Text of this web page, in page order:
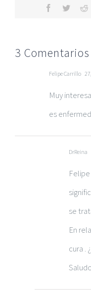
Facebook
Twitter
3 Comentarios
Felipe Carrillo
Muy
es
DrReina
se
En
cura .